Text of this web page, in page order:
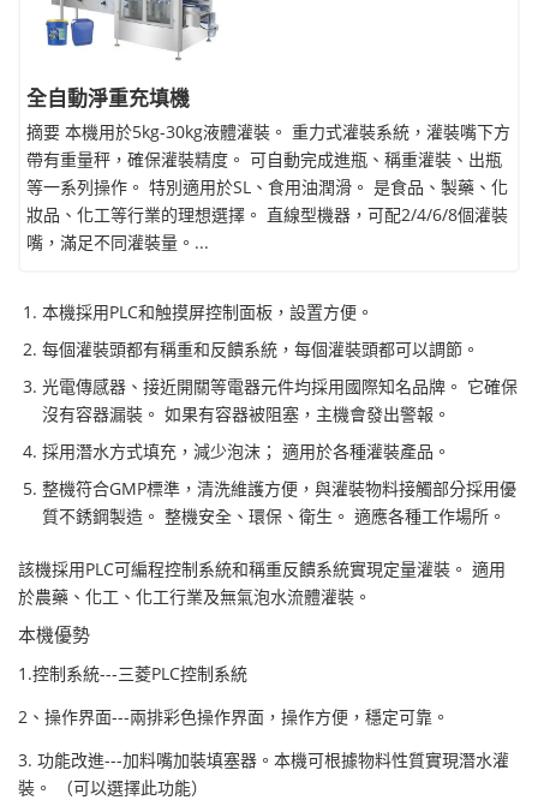
全自動淨重充填機
摘要 本機用於5kg-30kg液體灌裝。 重力式灌裝系統，灌裝嘴下方
帶有重量秤，確保灌裝精度。 可自動完成進瓶、稱重灌裝、出瓶
等一系列操作。 特別適用於SL、食用油潤滑。 是食品、製藥、化
妝品、化工等行業的理想選擇。 直線型機器，可配2/4/6/8個灌裝
嘴，滿足不同灌裝量。...
本機採用PLC和触摸屏控制面板，設置方便。
每個灌裝頭都有稱重和反饋系統，每個灌裝頭都可以調節。
光電傳感器、接近開關等電器元件均採用國際知名品牌。 它確保
沒有容器漏裝。 如果有容器被阻塞，主機會發出警報。
採用潛水方式填充，減少泡沫； 適用於各種灌裝產品。
整機符合GMP標準，清洗維護方便，與灌裝物料接觸部分採用優
質不銹鋼製造。 整機安全、環保、衛生。 適應各種工作場所。
該機採用PLC可編程控制系統和稱重反饋系統實現定量灌裝。 適用
於農藥、化工、化工行業及無氣泡水流體灌裝。
本機優勢
1.控制系統---三菱PLC控制系統
2、操作界面---兩排彩色操作界面，操作方便，穩定可靠。
3. 功能改進---加料嘴加裝填塞器。本機可根據物料性質實現潛水灌
裝。 （可以選擇此功能）